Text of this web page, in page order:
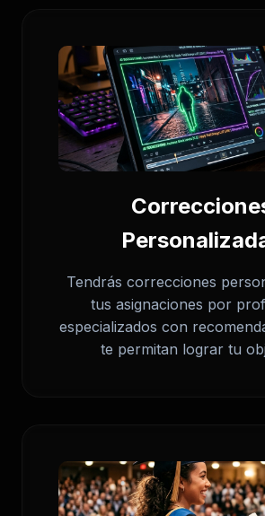
Tendrás correcciones
tus asignaciones por
especializados con
te permitan lograr tu